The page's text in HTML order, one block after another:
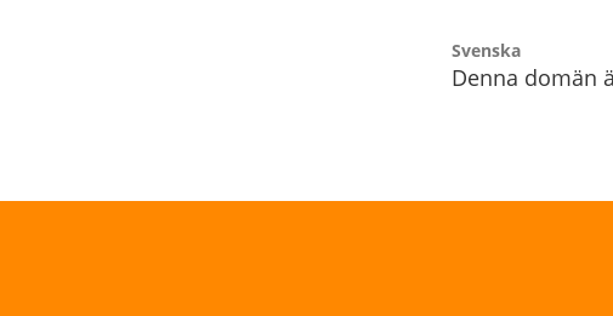
Svenska
Denna domän